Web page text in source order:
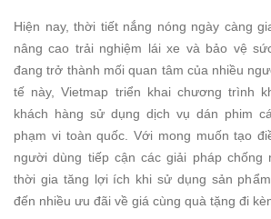
Hiện nay, thời tiết nắng nóng ngày càng
nâng cao trải nghiệm lái xe và bảo vệ
đang trở thành mối quan tâm của nhiều
tế này, Vietmap triển khai chương trình
khách hàng sử dụng dịch vụ dán phim
phạm vi toàn quốc. Với mong muốn tạo
người dùng tiếp cận các giải pháp chống
thời gia tăng lợi ích khi sử dụng sản
đến nhiều ưu đãi về giá cùng quà tặng đi